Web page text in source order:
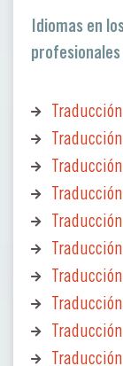
Idiomas en
Traducción
Traducción
Traducción
Traducción
Traducción
Traducción
Traducción
Traducción
Traducción
Traducción